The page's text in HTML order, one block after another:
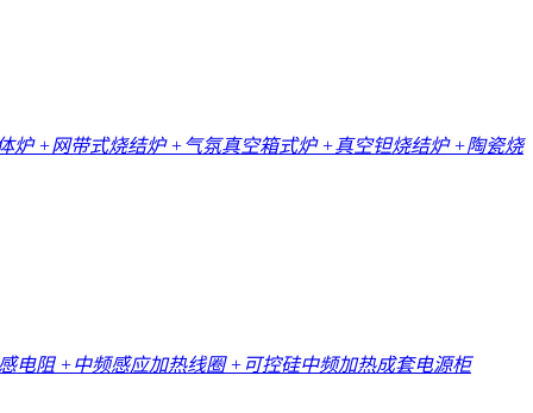
炉+网带式烧结炉+气氛真空箱式炉+真空钽烧结炉+陶瓷烧
电阻 +中频感应加热线圈+可控硅中频加热成套电源柜